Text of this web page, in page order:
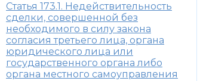
Статья 173.1. Недействительность
сделки, совершенной без
необходимого в силу закона
согласия третьего лица, органа
юридического лица или
государственного органа либо
органа местного самоуправления